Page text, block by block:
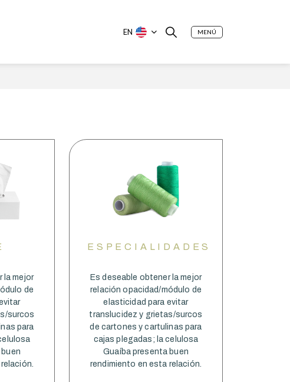
EN MENÚ
la mejor
de
surcos
para
ESPECIALIDADES
Es deseable obtener la mejor
relación opacidad/módulo de
elasticidad para evitar
translucidez y grietas/surcos
de cartones y cartulinas para
cajas plegadas; la celulosa
Guaíba presenta buen
rendimiento en esta relación.